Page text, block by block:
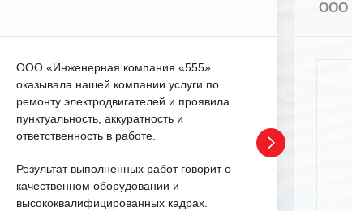
ООО «Инженерная компания «555»
оказывала нашей компании услуги по
ремонту электродвигателей и проявила
пунктуальность, аккуратность и
ответственность в работе.
Результат выполненных работ говорит о
качественном оборудовании и
высококвалифицированных кадрах.
ООО